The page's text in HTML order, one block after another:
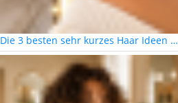
Die 3 besten sehr kurzes Haar Ideen …